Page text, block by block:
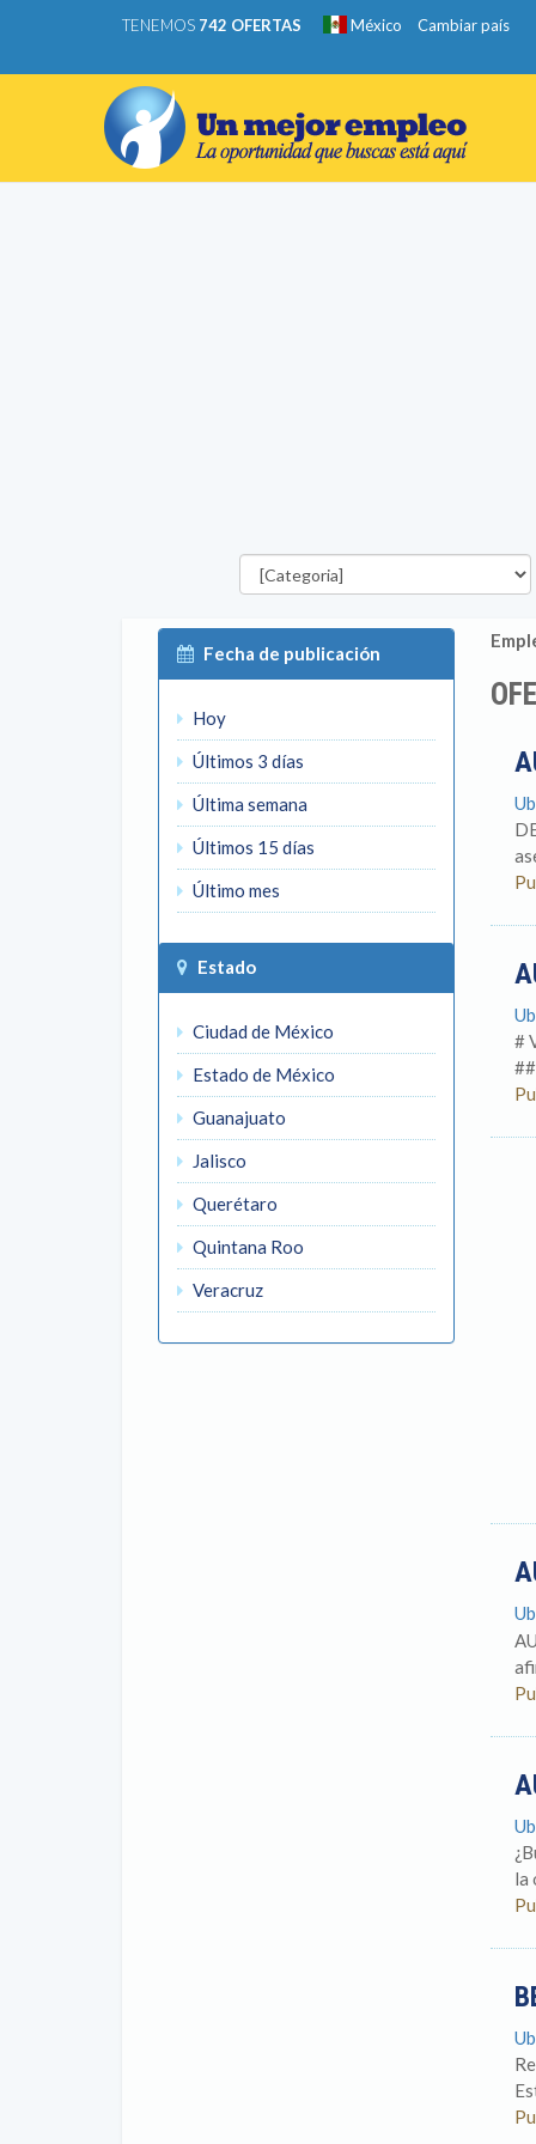
TENEMOS 742 OFERTAS México Cambiar país
Categorías
Fecha de publicación
Hoy
Últimos 3 días
Última semana
Últimos 15 días
Último mes
Estado
Ciudad de México
Estado de México
Guanajuato
Jalisco
Querétaro
Quintana Roo
Veracruz
#
la